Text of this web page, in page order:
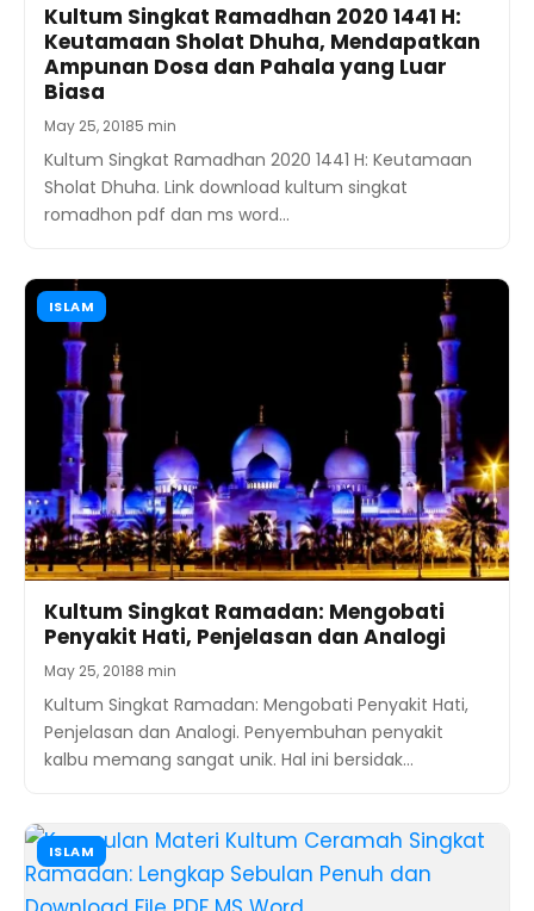
Kultum Singkat Ramadhan 2020 1441 H:
Keutamaan Sholat Dhuha, Mendapatkan
Ampunan Dosa dan Pahala yang Luar
Biasa
May 25, 20185 min
Kultum Singkat Ramadhan 2020 1441 H: Keutamaan
Sholat Dhuha. Link download kultum singkat
romadhon pdf dan ms word…
ISLAM
Kultum Singkat Ramadan: Mengobati
Penyakit Hati, Penjelasan dan Analogi
May 25, 20188 min
Kultum Singkat Ramadan: Mengobati Penyakit Hati,
Penjelasan dan Analogi. Penyembuhan penyakit
kalbu memang sangat unik. Hal ini bersidak…
ISLAM